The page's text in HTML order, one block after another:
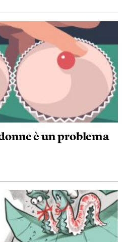
è un problema